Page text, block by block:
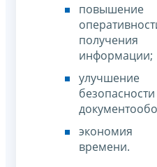
повышение
получения
информации;
улучшение
безопасности
экономия
времени.